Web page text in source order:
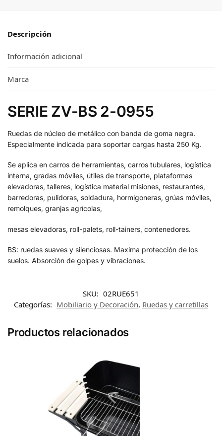
Descripción
Información adicional
Marca
SERIE ZV-BS 2-0955
Ruedas de núcleo de metálico con banda de goma negra.
Especialmente indicada para soportar cargas hasta 250 Kg.
Se aplica en carros de herramientas, carros tubulares, logística
interna, gradas móviles, útiles de transporte, plataformas
elevadoras, talleres, logística material misiones, restaurantes,
barredoras, pulidoras, soldadura, hormigoneras, grúas móviles,
remolques, granjas agrícolas,
mesas elevadoras, roll-palets, roll-tainers, contenedores.
BS: ruedas suaves y silenciosas. Maxima protección de los
suelos. Absorción de golpes y vibraciones.
SKU: 02RUE651
Categorías: Mobiliario y Decoración, Ruedas y carretillas
Productos relacionados